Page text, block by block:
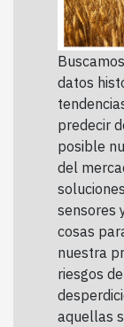
datos
predecir
posible
del
sensores
cosas
nuestra
riesgos
aquellas